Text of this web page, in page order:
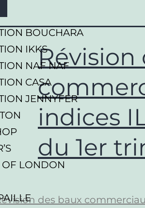
BOUCHARA
IKKS
NAF NAF
CASA
JENNYFER
OF LONDON
Révision
indices
du 1er